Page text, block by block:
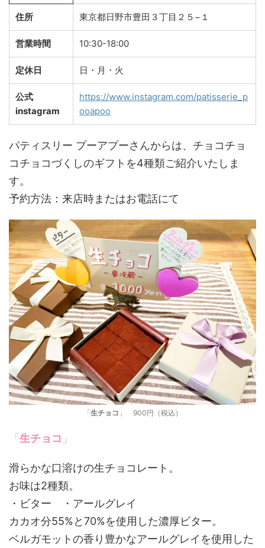
住所 東京都日野市豊田３丁目２５−１
営業時間 10:30-18:00
定休日 日・月・火
公式
instagram
https://www.instagram.com/patisserie_p
ooapoo
パティスリー プーアプーさんからは、チョコチョ
コチョコづくしのギフトを4種類ご紹介いたしま
す。
予約方法：来店時またはお電話にて
「生チョコ 」 900円（税込）
「 生チョコ 」
滑らかな口溶けの生チョコレート。
お味は2種類。
・ビター ・アールグレイ
カカオ分55%と70%を使用した濃厚ビター。
ベルガモットの香り豊かなアールグレイを使用した